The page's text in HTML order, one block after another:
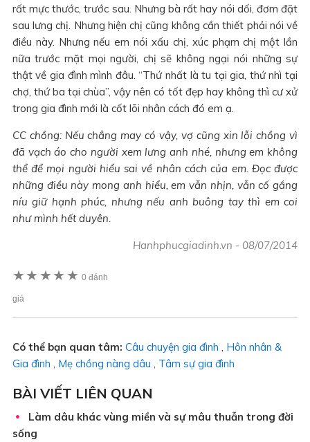
rất mực thước, trước sau. Nhưng bà rất hay nói dối, đơm đặt
sau lưng chị. Nhưng hiện chị cũng không cần thiết phải nói về
điều này. Nhưng nếu em nói xấu chị, xúc phạm chị một lần
nữa trước mặt mọi người, chị sẽ không ngại nói những sự
thật về gia đình mình đâu. “Thứ nhất là tu tại gia, thứ nhì tại
chợ, thứ ba tại chùa”, vậy nên có tốt đẹp hay không thì cư xử
trong gia đình mới là cốt lõi nhân cách đó em ạ.
CC chồng: Nếu chẳng may có vậy, vợ cũng xin lỗi chồng vì
đã vạch áo cho người xem lưng anh nhé, nhưng em không
thể để mọi người hiểu sai về nhân cách của em. Đọc được
những điều này mong anh hiểu, em vẫn nhịn, vẫn cố gắng
níu giữ hạnh phúc, nhưng nếu anh buông tay thì em coi
như mình hết duyên.
Hanhphucgiadinh.vn - 08/07/2014
★ ★ ★ ★ ★ 0 đánh
giá
Có thể bạn quan tâm: Câu chuyện gia đình , Hôn nhân &
Gia đình , Mẹ chồng nàng dâu , Tâm sự gia đình
BÀI VIẾT LIÊN QUAN
Làm dâu khác vùng miền và sự mâu thuẫn trong đời
sống